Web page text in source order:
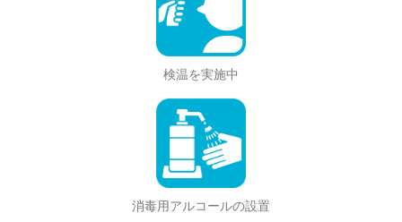
検温を実施中
消毒用アルコールの設置